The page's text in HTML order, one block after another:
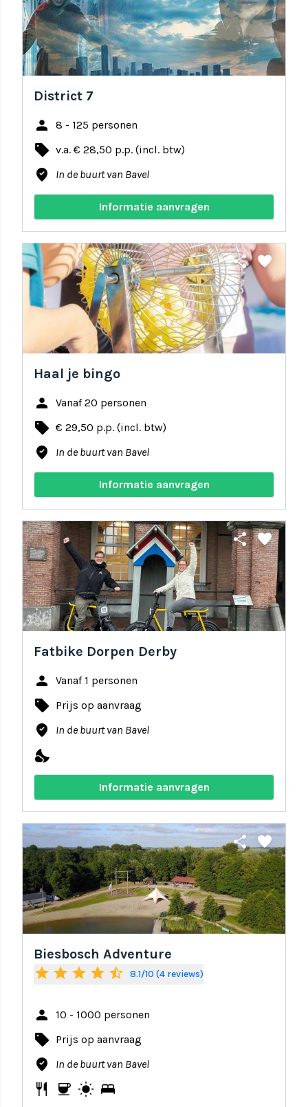
District 7
person 8 - 125 personen
local_offer v.a. € 28,50 p.p. (incl. btw)
where_to_vote In de buurt van Bavel
Informatie aanvragen
share favorite
Haal je bingo
person Vanaf 20 personen
local_offer € 29,50 p.p. (incl. btw)
where_to_vote In de buurt van Bavel
Informatie aanvragen
share favorite
Fatbike Dorpen Derby
person Vanaf 1 personen
local_offer Prijs op aanvraag
where_to_vote In de buurt van Bavel
nights_stay
Informatie aanvragen
share favorite
Biesbosch Adventure
star star star star star_half 8.1/10 (4 reviews)
person 10 - 1000 personen
local_offer Prijs op aanvraag
where_to_vote In de buurt van Bavel
restaurant coffee wb_sunny bed